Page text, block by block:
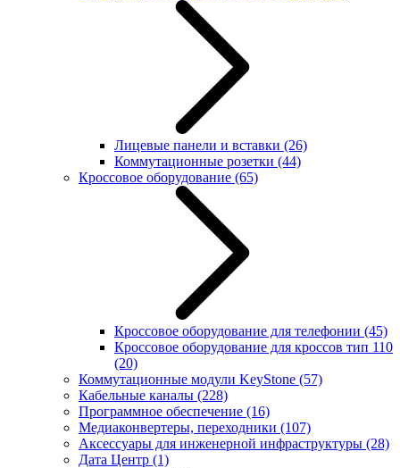
Лицевые панели и вставки (26)
Коммутационные розетки (44)
Кроссовое оборудование (65)
Кроссовое оборудование для телефонии (45)
Кроссовое оборудование для кроссов тип 110
(20)
Коммутационные модули KeyStone (57)
Кабельные каналы (228)
Программное обеспечение (16)
Медиаконвертеры, переходники (107)
Аксессуары для инженерной инфраструктуры (28)
Дата Центр (1)